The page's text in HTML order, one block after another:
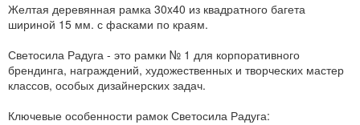
Желтая деревянная рамка 30x40 из квадратного багета
шириной 15 мм. с фасками по краям.
Светосила Радуга - это рамки № 1 для корпоративного
брендинга, награждений, художественных и творческих мастер
классов, особых дизайнерских задач.
Ключевые особенности рамок Светосила Радуга: